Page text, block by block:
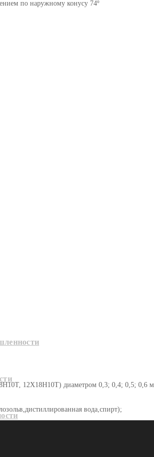
по наружному конусу 74º
12Х18Н10Т) диаметром 0,3; 0,4; 0,5; 0,6
вода,спирт);